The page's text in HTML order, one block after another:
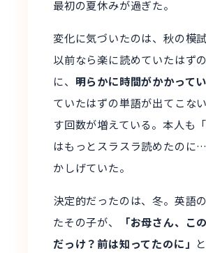
最初の夏休みが過ぎた。
変化に気づいたのは、秋の模
以前なら楽に読めていたはず
に、 明らかに時間がかかって
ていたはずの単語が出てこな
す回数が増えている。本人も
はもっとスラスラ読めたのに
かしげていた。
決定的だったのは、冬。英語
たその子が、
「お母さん、こ
だっけ？前は知ってたのに」